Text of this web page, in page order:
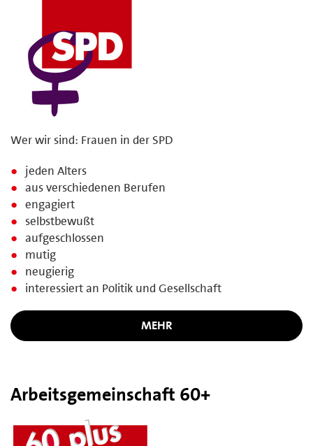
Wer wir sind: Frauen in der SPD
jeden Alters
aus verschiedenen Berufen
engagiert
selbstbewußt
aufgeschlossen
mutig
neugierig
interessiert an Politik und Gesellschaft
MEHR
Arbeitsgemeinschaft 60+